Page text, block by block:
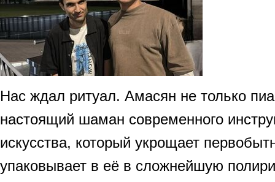
Нас ждал ритуал. Амасян не только
настоящий шаман современного
искусства, который укрощает
упаковывает в её в сложнейшую